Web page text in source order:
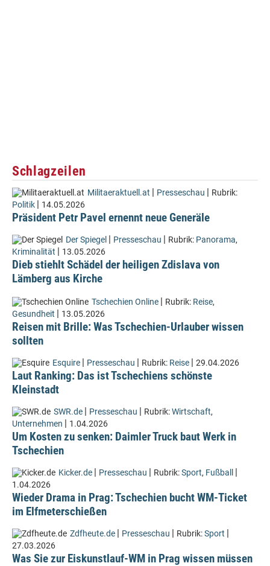
Schlagzeilen
Militaeraktuell.at | Presseschau | Rubrik:
Politik | 14.05.2026
Präsident Petr Pavel ernennt neue Generäle
Der Spiegel | Presseschau | Rubrik: Panorama,
Kriminalität | 13.05.2026
Dieb stiehlt Schädel der heiligen Zdislava von
Lämberg aus Kirche
Tschechien Online | Rubrik: Reise,
Gesundheit | 13.05.2026
Reisen mit Brille: Was Tschechien-Urlauber wissen
sollten
Esquire | Presseschau | Rubrik: Reise | 29.04.2026
Laut Ranking: Das ist Tschechiens schönste
Kleinstadt
SWR.de | Presseschau | Rubrik:Wirtschaft,
Unternehmen | 1.04.2026
Um Kosten zu senken: Daimler Truck baut Werk in
Tschechien
Kicker.de | Presseschau | Rubrik:Sport, Fußball |
1.04.2026
Wieder Drama in Prag: Tschechien bucht WM-Ticket
im Elfmeterschießen
Zdfheute.de | Presseschau | Rubrik:Sport |
27.03.2026
Was Sie zur Eiskunstlauf-WM in Prag wissen müssen